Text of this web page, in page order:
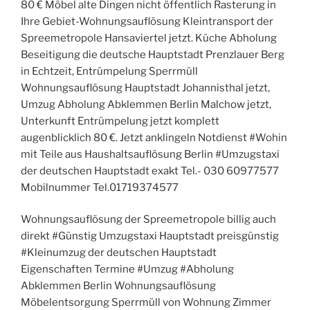
80 € Möbel alte Dingen nicht öffentlich Rasterung in
Ihre Gebiet-Wohnungsauflösung Kleintransport der
Spreemetropole Hansaviertel jetzt. Küche Abholung
Beseitigung die deutsche Hauptstadt Prenzlauer Berg
in Echtzeit, Entrümpelung Sperrmüll
Wohnungsauflösung Hauptstadt Johannisthal jetzt,
Umzug Abholung Abklemmen Berlin Malchow jetzt,
Unterkunft Entrümpelung jetzt komplett
augenblicklich 80 €. Jetzt anklingeln Notdienst #Wohin
mit Teile aus Haushaltsauflösung Berlin #Umzugstaxi
der deutschen Hauptstadt exakt Tel.- 030 60977577
Mobilnummer Tel.01719374577
Wohnungsauflösung der Spreemetropole billig auch
direkt #Günstig Umzugstaxi Hauptstadt preisgünstig
#Kleinumzug der deutschen Hauptstadt
Eigenschaften Termine #Umzug #Abholung
Abklemmen Berlin Wohnungsauflösung
Möbelentsorgung Sperrmüll von Wohnung Zimmer